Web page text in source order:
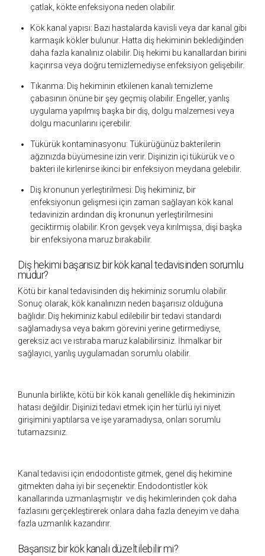
çatlak, kökte enfeksiyona neden olabilir.
Kök kanal yapısı: Bazı hastalarda kavisli veya dar kanal gibi
karmaşık kökler bulunur. Hatta diş hekiminin beklediğinden
daha fazla kanalınız olabilir. Diş hekimi bu kanallardan birini
kaçırırsa veya doğru temizlemediyse enfeksiyon gelişebilir.
Tıkanma: Diş hekiminin etkilenen kanalı temizleme
çabasının önüne bir şey geçmiş olabilir. Engeller, yanlış
uygulama yapılmış başka bir diş, dolgu malzemesi veya
dolgu macunlarını içerebilir.
Tükürük kontaminasyonu: Tükürüğünüz bakterilerin
ağzınızda büyümesine izin verir. Dişinizin içi tükürük ve o
bakteri ile kirlenirse ikinci bir enfeksiyon meydana gelebilir.
Diş kronunun yerleştirilmesi: Diş hekiminiz, bir
enfeksiyonun gelişmesi için zaman sağlayan kök kanal
tedavinizin ardından diş kronunun yerleştirilmesini
geciktirmiş olabilir. Kron gevşek veya kırılmışsa, dişi başka
bir enfeksiyona maruz bırakabilir.
Diş hekimi başarısız bir kök kanal tedavisinden sorumlu
mudur?
Kötü bir kanal tedavisinden diş hekiminiz sorumlu olabilir.
Sonuç olarak, kök kanalınızın neden başarısız olduğuna
bağlıdır. Diş hekiminiz kabul edilebilir bir tedavi standardı
sağlamadıysa veya bakım görevini yerine getirmediyse,
gereksiz acı ve ıstıraba maruz kalabilirsiniz. İhmalkar bir
sağlayıcı, yanlış uygulamadan sorumlu olabilir.
Bununla birlikte, kötü bir kök kanalı genellikle diş hekiminizin
hatası değildir. Dişinizi tedavi etmek için her türlü iyi niyet
girişimini yaptılarsa ve işe yaramadıysa, onları sorumlu
tutamazsınız.
Kanal tedavisi için endodontiste gitmek, genel diş hekimine
gitmekten daha iyi bir seçenektir. Endodontistler kök
kanallarında uzmanlaşmıştır ve diş hekimlerinden çok daha
fazlasını gerçekleştirerek onlara daha fazla deneyim ve daha
fazla uzmanlık kazandırır.
Başarısız bir kök kanalı düzeltilebilir mi?